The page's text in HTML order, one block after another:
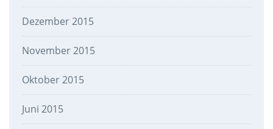
Dezember 2015
November 2015
Oktober 2015
Juni 2015